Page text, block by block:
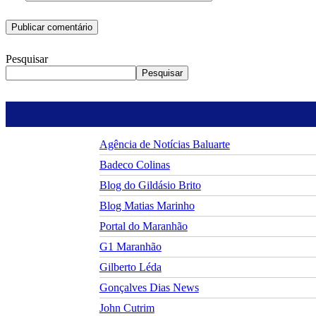
Pesquisar
Pesquisar
Agência de Notícias Baluarte
Badeco Colinas
Blog do Gildásio Brito
Blog Matias Marinho
Portal do Maranhão
G1 Maranhão
Gilberto Léda
Gonçalves Dias News
John Cutrim